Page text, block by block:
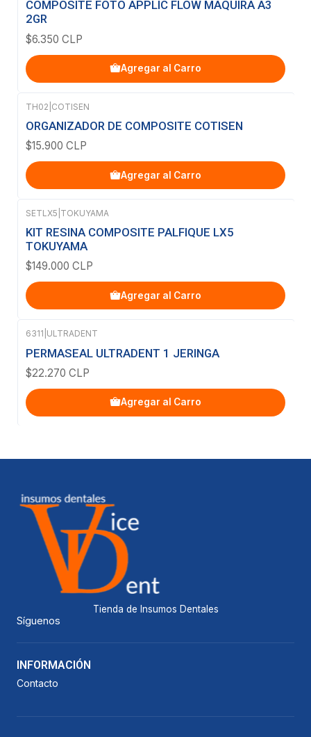
COMPOSITE FOTO APPLIC FLOW MAQUIRA A3
2GR
$6.350 CLP
Agregar al Carro
TH02 COTISEN
ORGANIZADOR DE COMPOSITE COTISEN
$15.900 CLP
Agregar al Carro
SETLX5 TOKUYAMA
KIT RESINA COMPOSITE PALFIQUE LX5
TOKUYAMA
$149.000 CLP
Agregar al Carro
6311 ULTRADENT
PERMASEAL ULTRADENT 1 JERINGA
$22.270 CLP
Agregar al Carro
Tienda de Insumos Dentales
Síguenos
INFORMACIÓN
Contacto